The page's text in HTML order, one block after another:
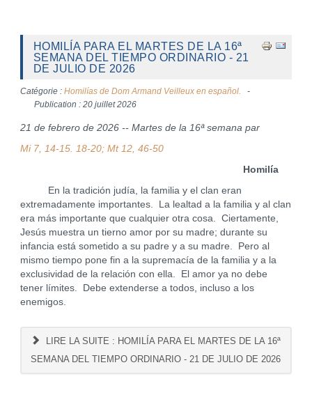
HOMILÍA PARA EL MARTES DE LA 16ª
SEMANA DEL TIEMPO ORDINARIO - 21
DE JULIO DE 2026
Catégorie : Homilías de Dom Armand Veilleux en español.
Publication : 20 juillet 2026
21 de febrero de 2026 -- Martes de la 16ª semana par
Mi 7, 14-15. 18-20; Mt 12, 46-50
Homilía
En la tradición judía, la familia y el clan eran
extremadamente importantes. La lealtad a la familia y al clan
era más importante que cualquier otra cosa. Ciertamente,
Jesús muestra un tierno amor por su madre; durante su
infancia está sometido a su padre y a su madre. Pero al
mismo tiempo pone fin a la supremacía de la familia y a la
exclusividad de la relación con ella. El amor ya no debe
tener límites. Debe extenderse a todos, incluso a los
enemigos.
LIRE LA SUITE : HOMILÍA PARA EL MARTES DE LA 16ª
SEMANA DEL TIEMPO ORDINARIO - 21 DE JULIO DE 2026